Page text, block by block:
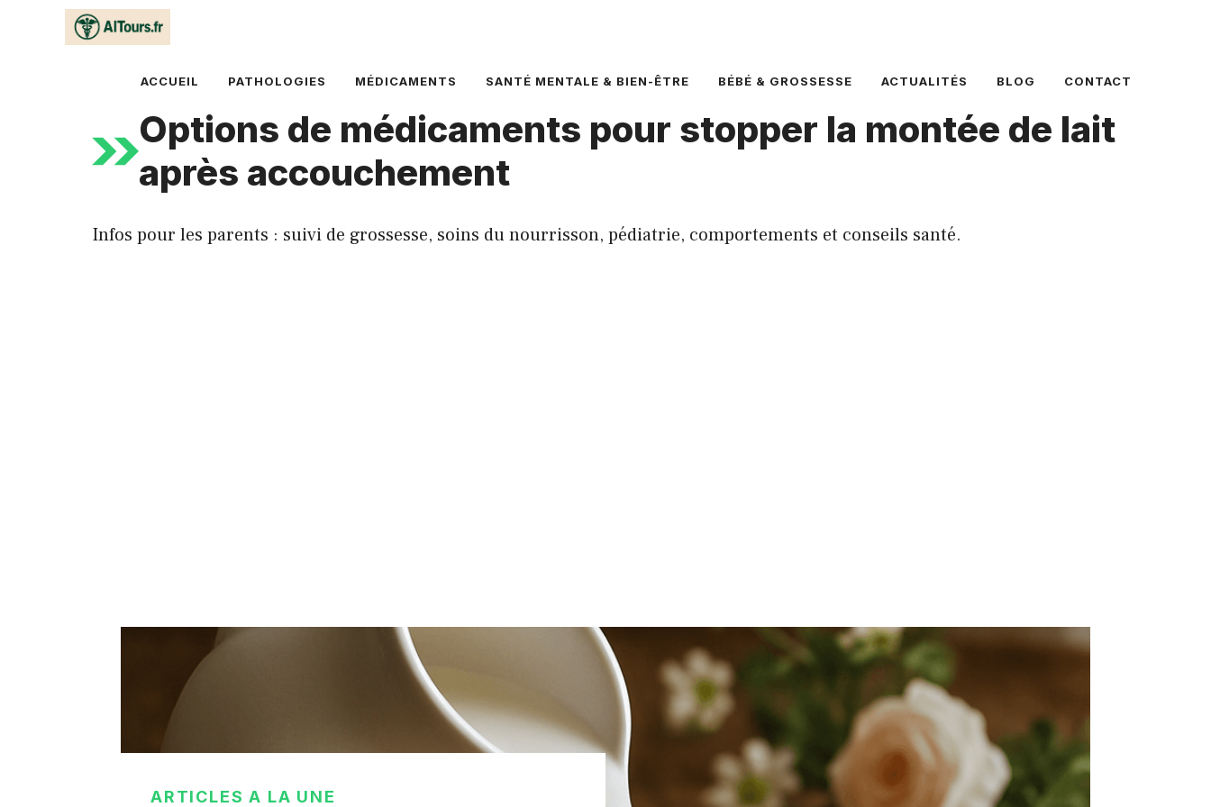
ACCUEIL PATHOLOGIES MÉDICAMENTS SANTÉ MENTALE & BIEN-ÊTRE BÉBÉ & GROSSESSE ACTUALITÉS BLOG CONTACT
Options de médicaments pour stopper la montée de lait
après accouchement
Infos pour les parents : suivi de grossesse, soins du nourrisson, pédiatrie, comportements et conseils santé.
ARTICLES A LA UNE